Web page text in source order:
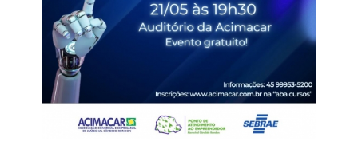
Saúde Livre Vacinas
Saúde Ocupacional